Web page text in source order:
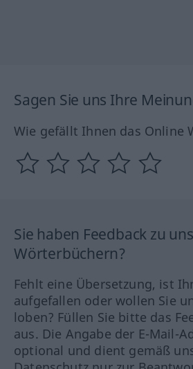
Sagen Sie uns Ihre
Wie gefällt Ihnen das Online
Sie haben Feedback zu
Wörterbüchern?
Fehlt eine Übersetzung, ist
aufgefallen oder wollen Sie
loben? Füllen Sie bitte das
aus. Die Angabe der E-Mail-
optional und dient gemäß